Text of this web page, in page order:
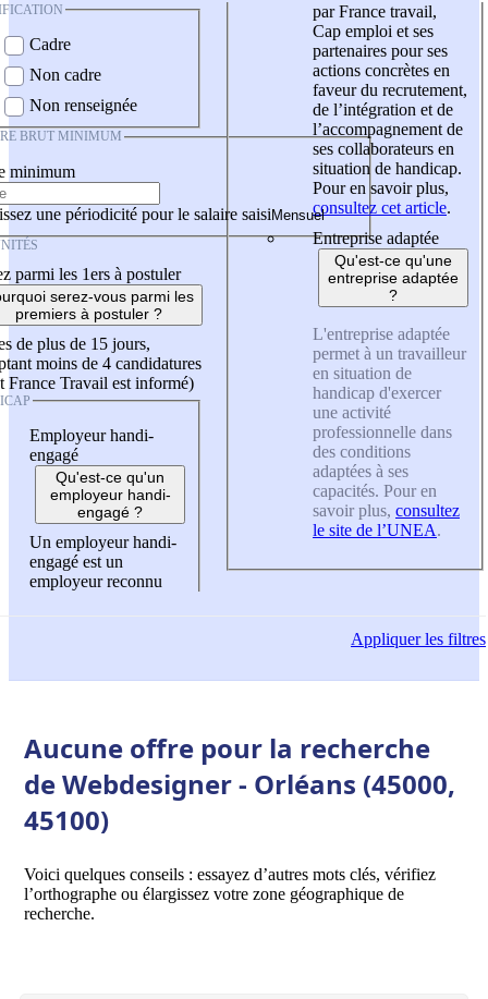
Cadre
Non cadre
Non renseignée
BRUT MINIMUM
minimum
une périodicité pour le salaire saisi
parmi les 1ers à postuler
serez-vous parmi les
premiers à postuler ?
de plus de 15 jours,
moins de 4 candidatures
France Travail est informé)
Employeur handi-
engagé
Qu'est-ce qu'un
employeur handi-
engagé ?
Un employeur handi-
engagé est un
employeur reconnu
par France travail,
Cap emploi et ses
partenaires pour ses
actions concrètes en
faveur du recrutement,
de l’intégration et de
l’accompagnement de
ses collaborateurs en
situation de handicap.
Pour en savoir plus,
consultez cet article.
Entreprise adaptée
Qu'est-ce qu'une
entreprise adaptée
?
L'entreprise adaptée
permet à un travailleur
en situation de
handicap d'exercer
une activité
professionnelle dans
des conditions
adaptées à ses
capacités. Pour en
savoir plus, consultez
le site de l’UNEA.
Appliquerles filtres
Aucune offre pour la recherche
de Webdesigner - Orléans (45000,
45100)
Voici quelques conseils : essayez d’autres mots clés, vérifiez
l’orthographe ou élargissez votre zone géographique de
recherche.